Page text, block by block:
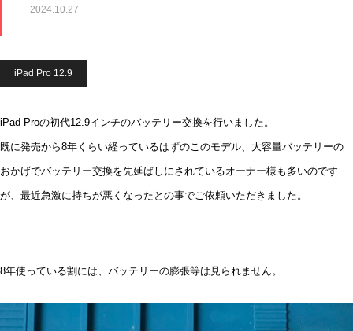
2024.10.27
iPad Pro 12.9
iPad Proの初代12.9インチのバッテリー交換を行いました。
既に発売から8年くらい経っているはずのこのモデル、大容量バッテリーの
おかげでバッテリー交換を先延ばしにされているオーナー様も多いのです
が、最近急激に持ちが悪くなったとの事でご依頼いただきました。
8年使っている割には、バッテリーの膨張等は見られません。